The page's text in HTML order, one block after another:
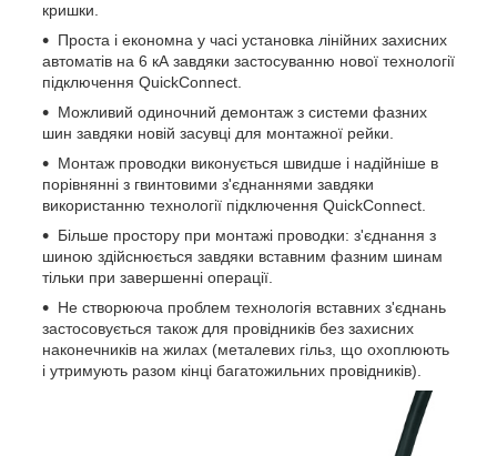
кришки.
Проста і економна у часі установка лінійних захисних
автоматів на 6 кА завдяки застосуванню нової технології
підключення QuickConnect.
Можливий одиночний демонтаж з системи фазних
шин завдяки новій засувці для монтажної рейки.
Монтаж проводки виконується швидше і надійніше в
порівнянні з гвинтовими з'єднаннями завдяки
використанню технології підключення QuickConnect.
Більше простору при монтажі проводки: з'єднання з
шиною здійснюється завдяки вставним фазним шинам
тільки при завершенні операції.
Не створююча проблем технологія вставних з'єднань
застосовується також для провідників без захисних
наконечників на жилах (металевих гільз, що охоплюють
і утримують разом кінці багатожильних провідників).